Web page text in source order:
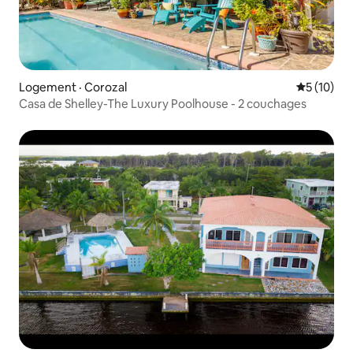
Logement · Corozal Note
5 (10)
Casa de Shelley-The Luxury Poolhouse - 2 couchages